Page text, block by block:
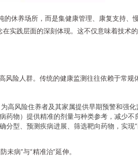
休养场所，而是集健康管理、康复支持、
实践层面的深刻体现。这不仅意味着技术
险人群。传统的健康监测往往依赖于常规
高风险住养者及其家属提供早期预警和强化
物）提供精准的剂量与种类参考，减少不
分型、预测疾病进展、筛选靶向药物，实
病”与“精准治”延伸。